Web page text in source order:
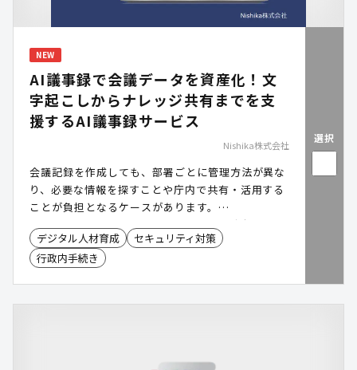
NEW
AI議事録で会議データを資産化！文
字起こしからナレッジ共有までを支
援するAI議事録サービス
Nishika株式会社
会議記録を作成しても、部署ごとに管理方法が異な
り、必要な情報を探すことや庁内で共有・活用する
ことが負担となるケースがあります。
「SecureMemoCloud」は、AIによる文字起こし・
要約に加え、会議データをクラウドで一元管理し、
検索やAIチャットにも活用できる環境を提供しま
デジタル人材育成
セキュリティ対策
行政内手続き
選択